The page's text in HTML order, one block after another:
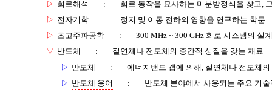
▷ 회로해석 :
회로 동작을 묘사하는 미분방정식을 찾고,
▷ 전자기학 :
정지 및 이동 전하의 영향을 연구하는 학문
▷ 초고주파공학 :
300 MHz ~ 300 GHz 회로 시스템의 설
▽ 반도체 :
절연체나 전도체의 중간적 성질을 갖는 재료
▷ 반도체 :
에너지밴드 갭에 의해, 절연체나 전도체
▷ 반도체 용어 :
반도체 분야에서 사용되는 주요 기